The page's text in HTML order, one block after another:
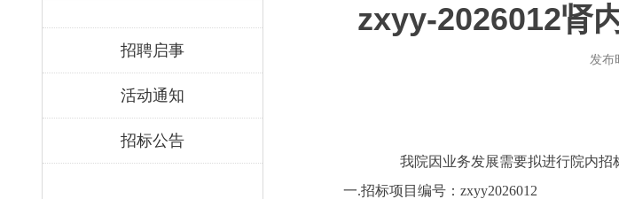
招聘启事
活动通知
招标公告
zxyy-2026012肾
发布
我院因业务发展需要拟进行院内招
一.招标项目编号： zxyy2026012